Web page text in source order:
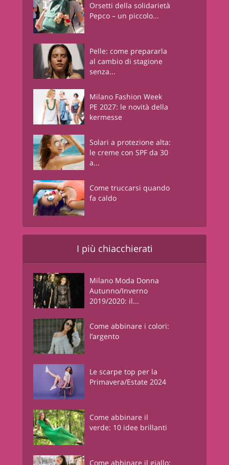
Orsetti della solidarietà
Pepco – un piccolo...
Pelle: come prepararla
al cambio di stagione
senza...
Milano Fashion Week
PE 2027: le novità della
kermesse
Solari a protezione alta:
le creme con SPF da 30
a...
Come truccarsi quando
fa caldo
I più chiacchierati
Milano Moda Donna
Autunno/Inverno
2019/2020: il...
Come abbinare i colori:
l’argento
Le scarpe top per la
Primavera/Estate 2024
Come abbinare il
verde: 10 idee brillanti
Come abbinare il giallo: